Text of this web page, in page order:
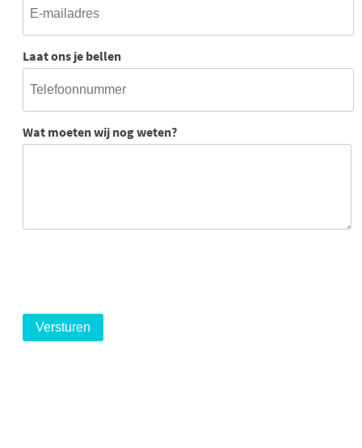
Laat ons je bellen
Wat moeten wij nog weten?